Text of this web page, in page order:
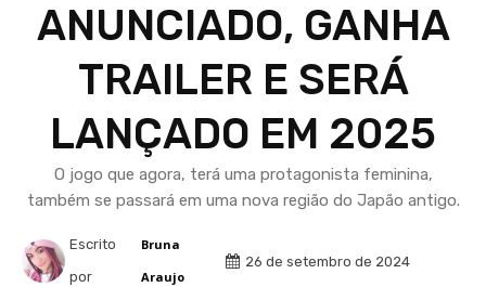
ANUNCIADO, GANHA
TRAILER E SERÁ
LANÇADO EM 2025
O jogo que agora, terá uma protagonista feminina,
também se passará em uma nova região do Japão antigo.
Escrito
por
Bruna
Araujo
26 de setembro de 2024